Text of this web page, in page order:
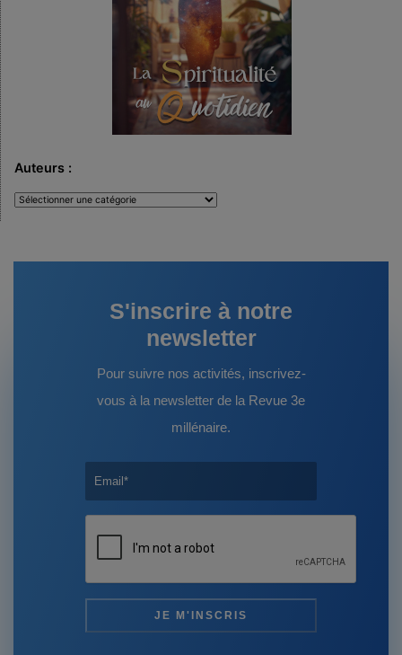
Auteurs :
Auteurs
:
S'inscrire à notre
newsletter
Pour suivre nos activités, inscrivez-
vous à la newsletter de la Revue 3e
millénaire.